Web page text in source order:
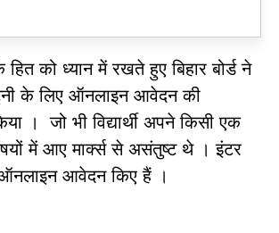
के हित को ध्यान में रखते हुए बिहार बोर्ड ने
के लिए ऑनलाइन आवेदन की
। जो भी विद्यार्थी अपने किसी एक
में आए मार्क्स से असंतुष्ट थे । इंटर
आवेदन किए हैं ।